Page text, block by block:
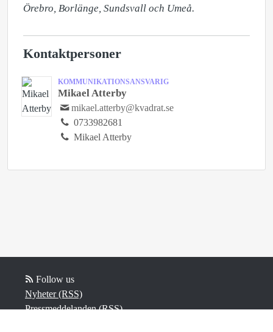
Örebro, Borlänge, Sundsvall och Umeå.
Kontaktpersoner
KOMMUNIKATIONSANSVARIG
Mikael Atterby
mikael.atterby@kvadrat.se
0733982681
Mikael Atterby
Follow us
Nyheter (RSS)
Pressmeddelanden (RSS)